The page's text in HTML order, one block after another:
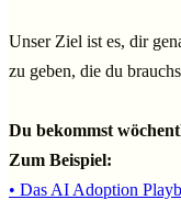
Unser Ziel ist es, dir
zu geben, die du
Du bekommst
Zum Beispiel:
• Das AI Adoption